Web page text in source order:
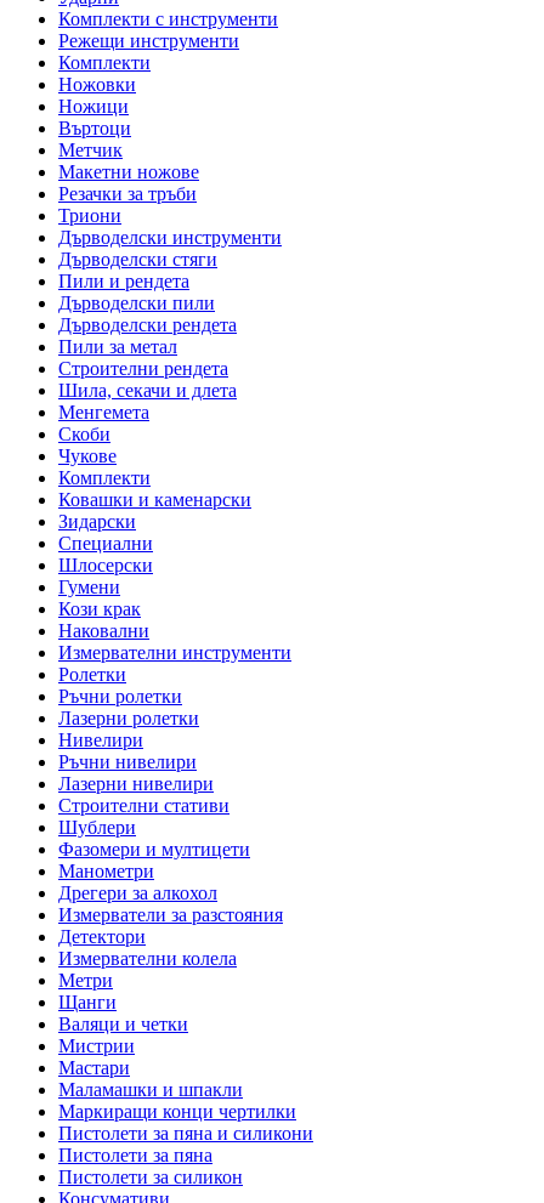
Комплекти с инструменти
Режещи инструменти
Комплекти
Ножовки
Ножици
Въртоци
Метчик
Макетни ножове
Резачки за тръби
Триони
Дърводелски инструменти
Дърводелски стяги
Пили и рендета
Дърводелски пили
Дърводелски рендета
Пили за метал
Строителни рендета
Шила, секачи и длета
Менгемета
Скоби
Чукове
Комплекти
Ковашки и каменарски
Зидарски
Специални
Шлосерски
Гумени
Кози крак
Наковални
Измервателни инструменти
Ролетки
Ръчни ролетки
Лазерни ролетки
Нивелири
Ръчни нивелири
Лазерни нивелири
Строителни стативи
Шублери
Фазомери и мултицети
Манометри
Дрегери за алкохол
Измерватели за разстояния
Детектори
Измервателни колела
Метри
Щанги
Валяци и четки
Мистрии
Мастари
Маламашки и шпакли
Маркиращи конци чертилки
Пистолети за пяна и силикони
Пистолети за пяна
Пистолети за силикон